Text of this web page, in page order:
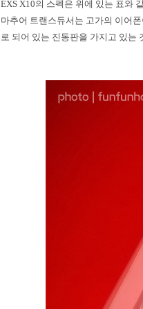
EXS X10의 스펙은 위에 있는 표와
마추어 트랜스듀서는 고가의 이어
로 되어 있는 진동판을 가지고 있는